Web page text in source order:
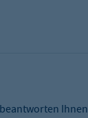
Ihnen